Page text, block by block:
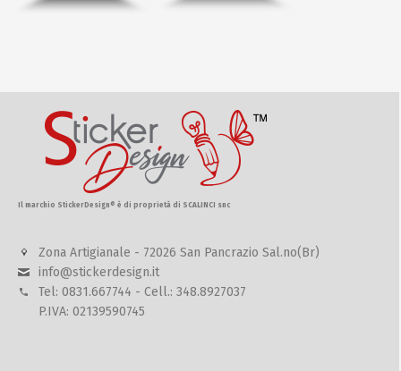
Il marchio StickerDesign® è di proprietà di SCALINCI snc
Zona Artigianale - 72026 San Pancrazio Sal.no(Br)
info@stickerdesign.it
Tel: 0831.667744 - Cell.: 348.8927037
P.IVA: 02139590745